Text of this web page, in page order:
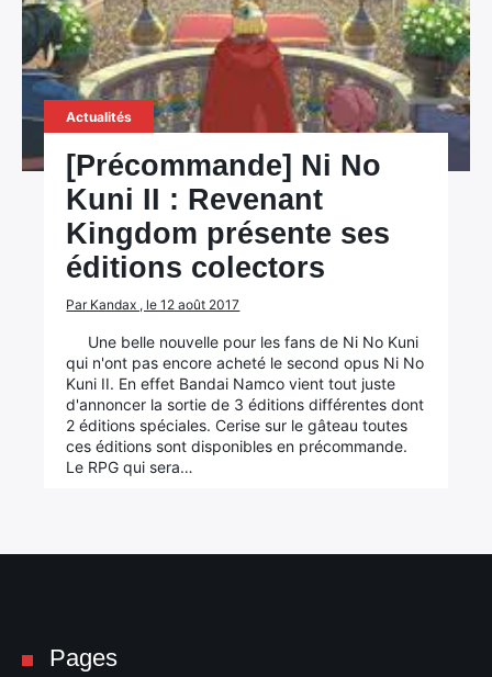
Actualités
[Précommande] Ni No
Kuni II : Revenant
Kingdom présente ses
éditions colectors
Par Kandax , le 12 août 2017
Une belle nouvelle pour les fans de Ni No Kuni
qui n'ont pas encore acheté le second opus Ni No
Kuni II. En effet Bandai Namco vient tout juste
d'annoncer la sortie de 3 éditions différentes dont
2 éditions spéciales. Cerise sur le gâteau toutes
ces éditions sont disponibles en précommande.
Le RPG qui sera…
Pages